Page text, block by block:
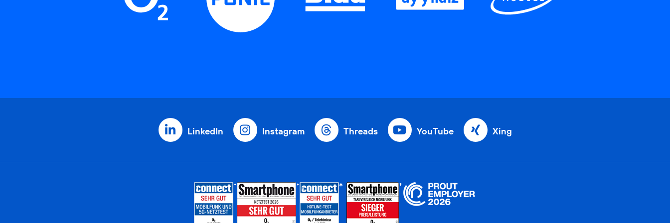
LinkedIn Instagram Threads YouTube Xing